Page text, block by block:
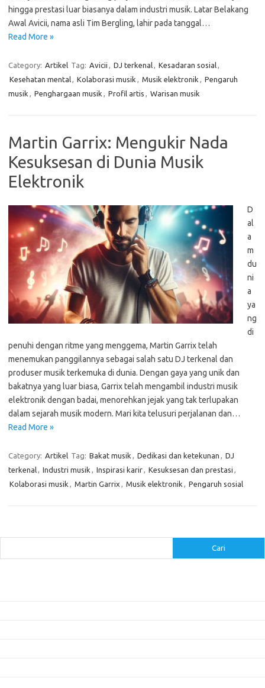
hingga prestasi luar biasanya dalam industri musik. Latar Belakang
Awal Avicii, nama asli Tim Bergling, lahir pada tanggal…
Read More »
Category: Artikel Tag: Avicii , DJ terkenal, Kesadaran sosial,
Kesehatan mental, Kolaborasi musik , Musik elektronik , Pengaruh
musik , Penghargaan musik , Profil artis , Warisan musik
Martin Garrix: Mengukir Nada
Kesuksesan di Dunia Musik
Elektronik
D
al
a
m
du
ni
a
ya
ng
di
penuhi dengan ritme yang menggema, Martin Garrix telah
menemukan panggilannya sebagai salah satu DJ terkenal dan
produser musik terkemuka di dunia. Dengan gaya yang unik dan
bakatnya yang luar biasa, Garrix telah mengambil industri musik
elektronik dengan badai, menorehkan jejak yang tak terlupakan
dalam sejarah musik modern. Mari kita telusuri perjalanan dan…
Read More »
Category: Artikel Tag: Bakat musik , Dedikasi dan ketekunan , DJ
terkenal, Industri musik , Inspirasi karir, Kesuksesan dan prestasi ,
Kolaborasi musik , Martin Garrix , Musik elektronik , Pengaruh sosial
Cari